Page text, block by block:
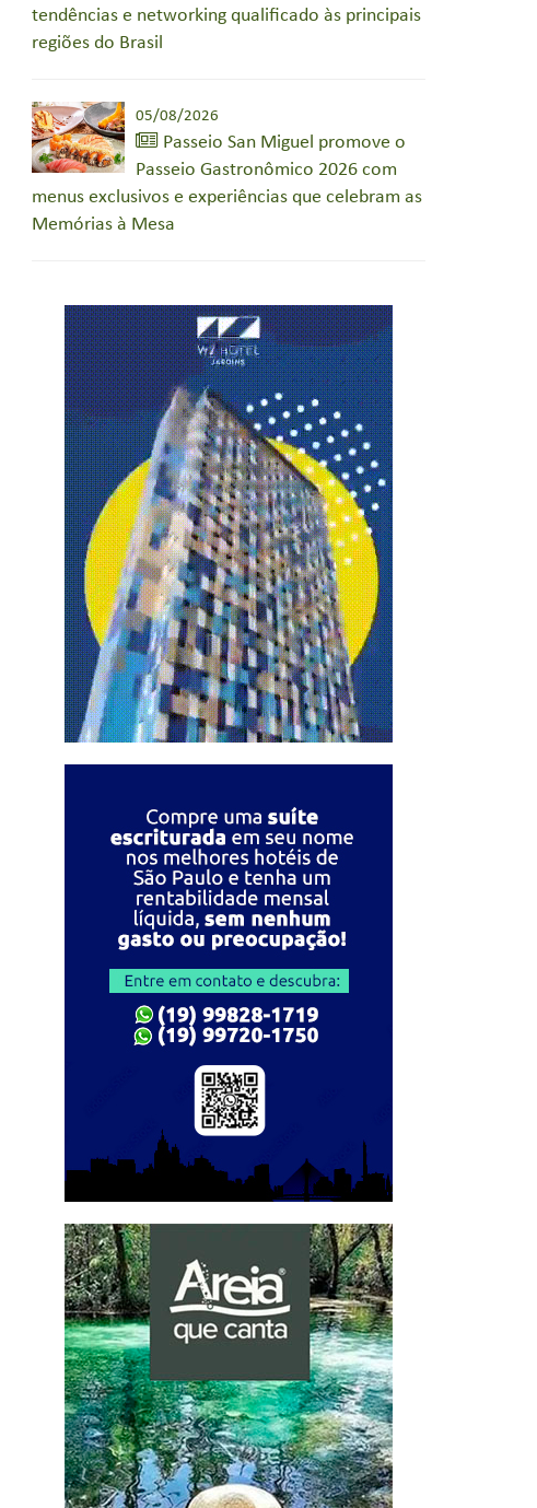
tendências e networking qualificado às principais
regiões do Brasil
05/08/2026
Passeio San Miguel promove o
Passeio Gastronômico 2026 com
menus exclusivos e experiências que celebram as
Memórias à Mesa